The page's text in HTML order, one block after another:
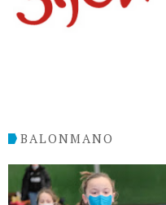
BALONMANO